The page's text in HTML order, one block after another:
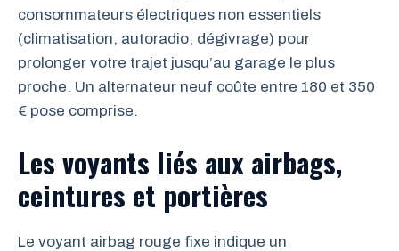
consommateurs électriques non essentiels
(climatisation, autoradio, dégivrage) pour
prolonger votre trajet jusqu’au garage le plus
proche. Un alternateur neuf coûte entre 180 et 350
€ pose comprise.
Les voyants liés aux airbags,
ceintures et portières
Le voyant airbag rouge fixe indique un